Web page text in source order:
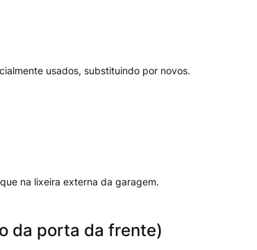
usados, substituindo por novos.
na lixeira externa da garagem.
da porta da frente)